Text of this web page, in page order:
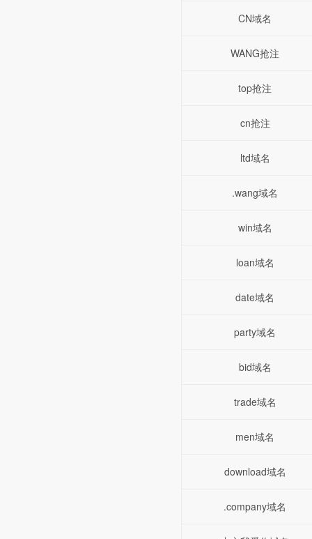
CN域名
WANG抢注
top抢注
cn抢注
ltd域名
.wang域名
win域名
loan域名
date域名
party域名
bid域名
trade域名
men域名
download域名
.company域名